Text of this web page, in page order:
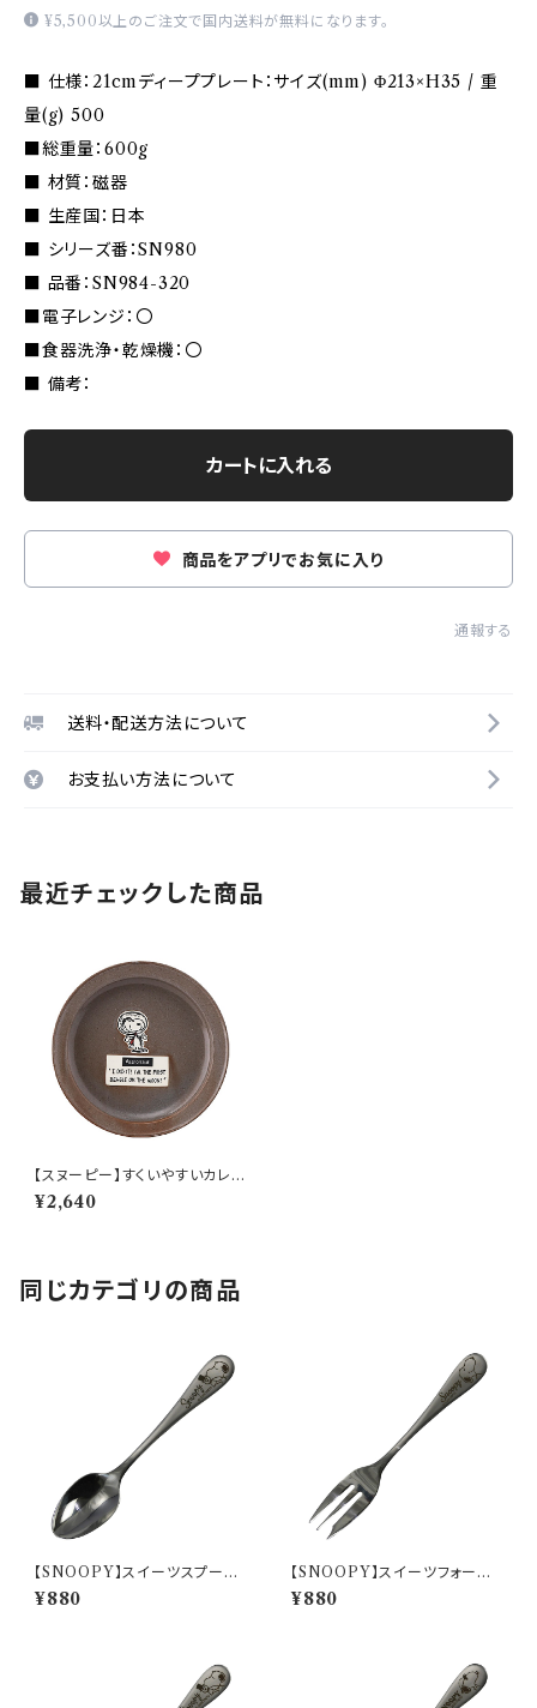
¥5,500以上のご注文で国内送料が無料になります。
■ 仕様：21cmディーププレート：サイズ(mm) Φ213×H35 / 重
量(g) 500
■総重量：600g
■ 材質：磁器
■ 生産国：日本
■ シリーズ番：SN980
■ 品番：SN984-320
■電子レンジ：〇
■食器洗浄・乾燥機：〇
■ 備考：
カートに入れる
商品をアプリでお気に入り
通報する
送料・配送方法について
お支払い方法について
最近チェックした商品
【スヌーピー】すくいやすいカレー
皿L(アストロノーツ)【SN980】
¥2,640
同じカテゴリの商品
【SNOOPY】スイーツスプーン
(パペットショー)【SN3200】SN
3202-850
¥880
【SNOOPY】スイーツフォーク
(スヌーピー)【SN3200】SN32
01-851
¥880